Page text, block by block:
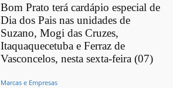
Bom Prato terá cardápio especial de
Dia dos Pais nas unidades de
Suzano, Mogi das Cruzes,
Itaquaquecetuba e Ferraz de
Vasconcelos, nesta sexta-feira (07)
Marcas e Empresas